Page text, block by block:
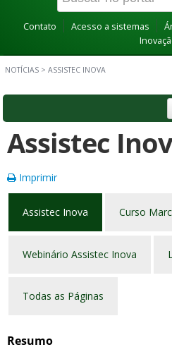
Contato Acesso a sistemas
NOTÍCIAS > ASSISTEC INOVA
Assistec
Imprimir
Assistec Inova Curso
Webinário Assistec Inova
Todas as Páginas
Resumo